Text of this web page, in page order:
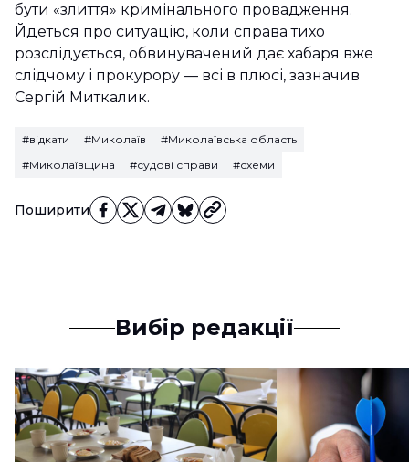
Поширити
бути «злиття» кримінального провадження.
Йдеться про ситуацію, коли справа тихо
розслідується, обвинувачений дає хабаря вже
слідчому і прокурору — всі в плюсі, зазначив
Сергій Миткалик.
#відкати #Миколаїв
#Миколаївська область
#Миколаївщина
#судові справи #схеми
Вибір редакції